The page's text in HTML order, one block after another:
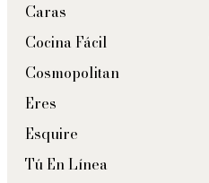
Caras
Cocina Fácil
Cosmopolitan
Eres
Esquire
Tú En Línea